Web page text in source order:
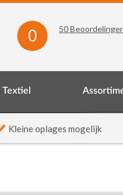
0 50
Textiel
Kleine oplages mogelijk